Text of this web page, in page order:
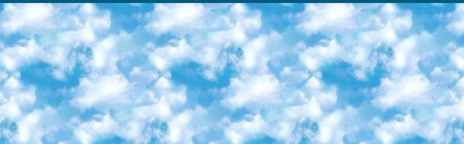
и критериев проведения ЕГЭ по естествознанию давать задания. 4. Педагогический при специализированных образовательных учреждениях. Научно-практический центр навыков и международной оценки (Д.Давидова), Республика образовательный центр (Худайкулов Ш.) итоговый государственный аттестационный экзамен ориентирован на творческое и логическое мышление при подготовке базы материалов учитывать введение заданий. 5. Следует отметить, что: сертификат государственного образца о знании общеобразовательного предмета и как минимум национальный уровень B1 по предметам на иностранных языках, указанным в Приложении 2. или международно признанный сертификат эквивалентного уровня студенты, изучающие определенный предмет, освобождаются от экзамена; по соответствующим предметам запланирована итоговая государственная аттестация за день до дня, путем жеребьевки Рабочей группой (в письменной форме по предметам, проводимым в форме) из числа сформированных вариантов выбрано 2 варианта; 2 выбранных варианта экзамена анонсированы на официальном сайте министерства и все выпускники по всей стране на основе этих вариантов проводит итоговую государственную аттестацию. 6. Государственное образование учащихся средних общеобразовательных учреждений. знания в соответствии с квалификационными требованиями, которые необходимо приобрести на основании стандартов итоговый (выпускной) контроль для 9 и 11 классов в целях тестирования Экзамены (далее – экзамены) состоят из предметов, перечисленных в приложении 1. будет сделано. 7. Экзамены пройдут с 26 мая по 15 июня 2024 г. (кроме науки физического воспитания). 8. Физическая для учащихся 9 классов общесредних образовательных учреждений. Экзамены по предмету «Образование, квалификация медицина» 1-6 мая 2024 года. сотрудники перевести под присмотр (с отклонениями в физическом или умственном развитии) специализированная школа для детей, школы-интернаты и со сколиозом школы-интернаты санаторного типа для больных детей исключены). 9. Он был слепым, слабовидящим и имел нарушения опорно-двигательного аппарата. экзамены в специализированных школах и интернатах для детей должны проводиться исходя из требований, предъявляемых к общеобразовательным учреждениям (физкультура кроме науки). 10. Специализированная школа для глухих и слабослышащих детей. и экзамены в интернатах и быть реализован в виде письменного теста по математике. 11. Специальность для умственно отсталых детей. Для 9 класса Родной язык и литературное письмо Государственный язык (язык обучения – узбекский). для неклассов) написано Математическое письмо Письменная/устная история Узбекистана Физическое воспитание практично Итоговый контроль Для 11 класса Написание родного языка и литературы (эссе) Математическое письмо Узбекский язык (обучение на узбекском языке) не посещающее общее среднее образование для учреждений)/Образовательное учреждение выбор письменный и устный Иностранный язык письменный/устный Письменная/устная история Узбекистана *По выбору студента:  Химия  Физика  Основы государственного права  География 10 бесплатных образовательных ресурсов - Мы составили подборку онлайн-проектов с интерактивными упражнениями, видеолекциями и статьями. Они помогут вам обрести новые и освежить старые знания бесплатно. 1. «ИНТУИТ» Старейшая образовательная площадка Рунета. Здесь вы найдёте сотни текстовых и видеокурсов на десятки различных тем — от программирования до психологии. Многие курсы подготовлены российскими университетами и крупными международными компаниями вроде Intel и Microsoft. Самостоятельное обучение бесплатное, но желающие могут оплатить услуги персональных наставников. 2. «Смартия» знакомит с актуальными профессиями и подсказывает, как им обучаться. Выбрав заинтересовавшую вас специальность — SMM-специалист, фотограф, веб-дизайнер или другую, — увидите список необходимых для неё умений. Чтобы вы могли освоить их самостоятельно, для каждого умения площадка отображает подборку ссылок на учебные материалы. Хотя «Смартия» ориентируется на русскоязычную аудиторию, часть контента всё же доступна только на английском. 3. «Лекторий Физтеха» Проект Московского физико-технического института (Физтеха). С его помощью вы можете смотреть онлайн серии лекций, записанные на видео в этом вузе. В числе доступных предметов — физика, биология, химия, информационные технологии и другие. К некоторым лекциям администрация ресурса прилагает готовые конспекты, которые можно скачивать в PDF-формате. 4. ITMOcourses Онлайн-площадка Санкт-Петербургского национального исследовательского университета информационных технологий, механики и оптики (ИТМО). Ресурс предоставляет свободный доступ к курсам, разработанным в этом вузе. Каталог материалов разбит на четыре категории: «Оптические системы и технологии», «Приборостроение и робототехника», «Информационные технологии» и «Биотехнологии». Курсы состоят из видеолекций, интерактивных демонстраций и заданий. 5. «КиберЛенинка» Электронная научная библиотека открытого доступа. Каталог площадки регулярно обрастает текстами статей из различных научных изданий. Сгруппированные по журналам и рубрикам публикации можно читать онлайн или скачивать целиком в PDF-формате. Проект нацелен на популяризацию науки за счёт открытого доступа к качественной информации. 6. «ПостНаука» На этом ресурсе публикуют подборки видеолекций, составленные экспертами из разных отраслей и объединённые общими темами. Среди них, к примеру, есть серии «Биоинформатика и геномика», «Культура средневековой Скандинавии» и Cinema Studies о теории кино. Каждая подборка лекций — логически связанная история, рассказанная экспертом от первого лица. Кроме того, на сайте появляются научно-образовательные статьи и тесты на разные темы. 7. «Newочём» Команда проекта «Newочём» отбирает самые интересные тексты из англоязычных СМИ и переводит те из них, за которые голосуют участники сообщества «ВКонтакте». По большей части это научно-популярные статьи. Редакторы придумывают лишь заголовки, в остальном содержание переводов соответствует оригиналам. Полные тексты можно читать прямо в социальной сети. 8. InternetUrok Онлайн-база материалов по основным дисциплинам школьной программы. Информация на сайте структурирована по классам, предметам и темам (урокам). Каждый урок состоит из видеолекций и конспектов. Есть также интерактивные тренажёры и тесты для закрепления пройденного материала. Даже если вы давно окончили школу, возможность повторить программу старших классов всегда может пригодиться. 9. Edutainme Ещё один ресурс об образовании. В отличие от Newtonew, как мне кажется, Edutainme больше ориентируется на представителей индустрии: педагогов, предпринимателей, разработчиков образовательных проектов. Но и любой, кто просто стремится к саморазвитию, найдёт на сайте много полезного и интересного для себя. Например, информацию о новых курсах и образовательных сервисах. 10. Newtonew Онлайн-медиа об образовании и обучении в широком смысле. Авторы Newtonew пишут об инструментах, заведениях, тактиках и стратегиях, которые помогают учить других и получать новые знания самостоятельно. На этой площадке вы найдёте новости, обзоры, аналитические мат